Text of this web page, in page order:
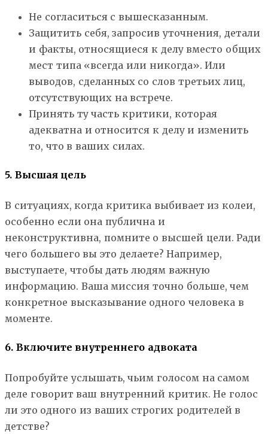
Не согласиться с вышесказанным.
Защитить себя, запросив уточнения, детали
и факты, относящиеся к делу вместо общих
мест типа «всегда или никогда». Или
выводов, сделанных со слов третьих лиц,
отсутствующих на встрече.
Принять ту часть критики, которая
адекватна и относится к делу и изменить
то, что в ваших силах.
5. Высшая цель
В ситуациях, когда критика выбивает из колеи,
особенно если она публична и
неконструктивна, помните о высшей цели. Ради
чего большего вы это делаете? Например,
выступаете, чтобы дать людям важную
информацию. Ваша миссия точно больше, чем
конкретное высказывание одного человека в
моменте.
6. Включите внутреннего адвоката
Попробуйте услышать, чьим голосом на самом
деле говорит ваш внутренний критик. Не голос
ли это одного из ваших строгих родителей в
детстве?